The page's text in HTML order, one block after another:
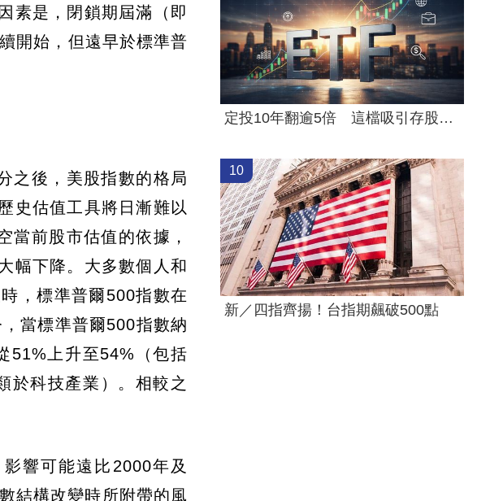
素是，閉鎖期屆滿（即
開始，但遠早於標準普
之後，美股指數的格局
史估值工具將日漸難以
當前股市估值的依據，
幅下降。大多數個人和
，標準普爾500指數在
當標準普爾500指數納
51%上升至54%（包括
於科技產業）。相較之
響可能遠比2000年及
結構改變時所附帶的風
定投10年翻逾5倍 這檔吸引存股族卡位！
10
新／四指齊揚！台指期飆破500點